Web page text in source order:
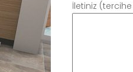
İletiniz (tercihe